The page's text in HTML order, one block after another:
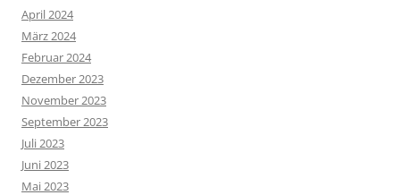
April 2024
März 2024
Februar 2024
Dezember 2023
November 2023
September 2023
Juli 2023
Juni 2023
Mai 2023